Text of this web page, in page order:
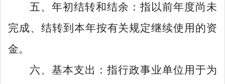
五、年初结转和结余：指以前年度尚未
完成、结转到本年按有关规定继续使用的资
金。
六、基本支出：指行政事业单位用于为